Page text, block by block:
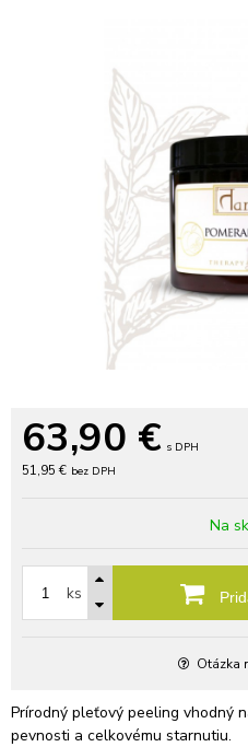
63,90 € s DPH
51,95 € bez DPH
Na
ks
Otázka
Prírodný pleťový peeling vhodný
pevnosti a celkovému starnutiu.